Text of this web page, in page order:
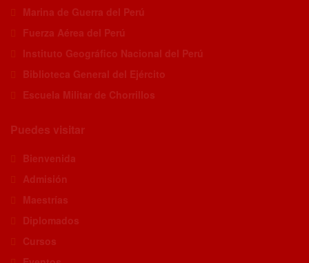
Marina de Guerra del Perú
Fuerza Aérea del Perú
Instituto Geográfico Nacional del Perú
Biblioteca General del Ejército
Escuela Militar de Chorrillos
Puedes visitar
Bienvenida
Admisión
Maestrías
Diplomados
Cursos